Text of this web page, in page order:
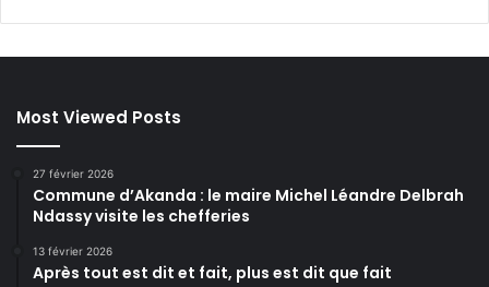
Most Viewed Posts
27 février 2026
Commune d’Akanda : le maire Michel Léandre Delbrah
Ndassy visite les chefferies
13 février 2026
Après tout est dit et fait, plus est dit que fait